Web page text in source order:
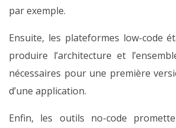
par exemple.
Ensuite, les plateformes low-code
produire l’architecture et
nécessaires pour une première
d’une application.
Enfin, les outils no-code